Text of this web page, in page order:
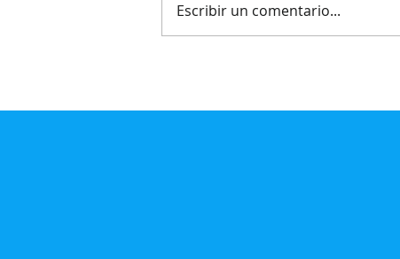
Escribir un comentario...